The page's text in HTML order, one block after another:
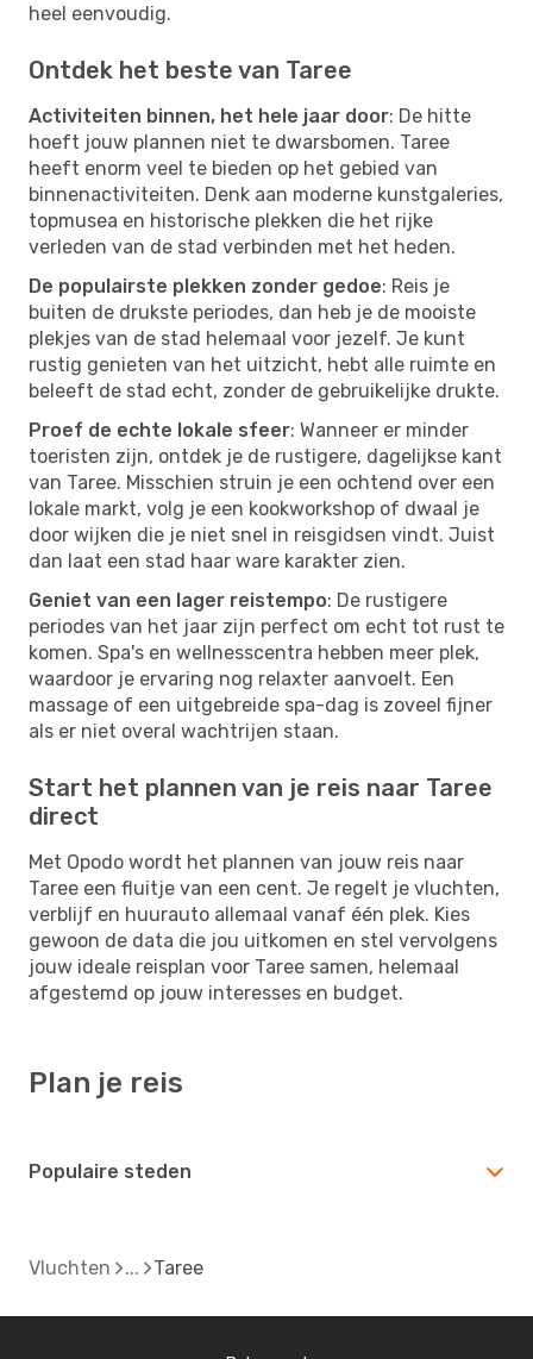
heel eenvoudig.
Ontdek het beste van Taree
Activiteiten binnen, het hele jaar door: De hitte
hoeft jouw plannen niet te dwarsbomen. Taree
heeft enorm veel te bieden op het gebied van
binnenactiviteiten. Denk aan moderne kunstgaleries,
topmusea en historische plekken die het rijke
verleden van de stad verbinden met het heden.
De populairste plekken zonder gedoe: Reis je
buiten de drukste periodes, dan heb je de mooiste
plekjes van de stad helemaal voor jezelf. Je kunt
rustig genieten van het uitzicht, hebt alle ruimte en
beleeft de stad echt, zonder de gebruikelijke drukte.
Proef de echte lokale sfeer: Wanneer er minder
toeristen zijn, ontdek je de rustigere, dagelijkse kant
van Taree. Misschien struin je een ochtend over een
lokale markt, volg je een kookworkshop of dwaal je
door wijken die je niet snel in reisgidsen vindt. Juist
dan laat een stad haar ware karakter zien.
Geniet van een lager reistempo: De rustigere
periodes van het jaar zijn perfect om echt tot rust te
komen. Spa's en wellnesscentra hebben meer plek,
waardoor je ervaring nog relaxter aanvoelt. Een
massage of een uitgebreide spa-dag is zoveel fijner
als er niet overal wachtrijen staan.
Start het plannen van je reis naar Taree
direct
Met Opodo wordt het plannen van jouw reis naar
Taree een fluitje van een cent. Je regelt je vluchten,
verblijf en huurauto allemaal vanaf één plek. Kies
gewoon de data die jou uitkomen en stel vervolgens
jouw ideale reisplan voor Taree samen, helemaal
afgestemd op jouw interesses en budget.
Plan je reis
Populaire steden
Vluchten Taree